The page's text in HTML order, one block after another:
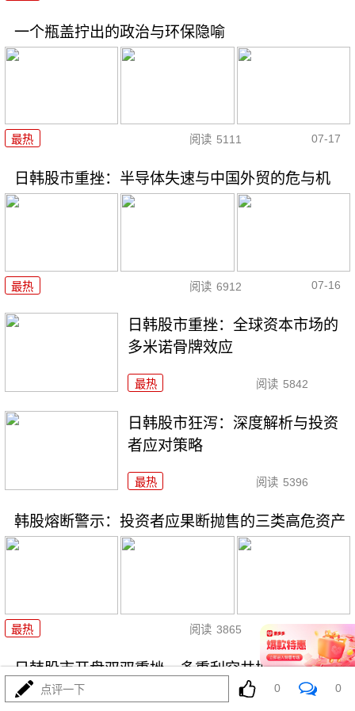
一个瓶盖拧出的政治与环保隐喻
最热 阅读 5111 07-17
日韩股市重挫：半导体失速与中国外贸的危与机
最热 阅读 6912 07-16
日韩股市重挫：全球资本市场的
多米诺骨牌效应
最热 阅读 5842
日韩股市狂泻：深度解析与投资
者应对策略
最热 阅读 5396
韩股熔断警示：投资者应果断抛售的三类高危资产
最热 阅读 3865 07-16
日韩股市开盘双双重挫，多重利空共振引发恐慌
点评一下 0 0